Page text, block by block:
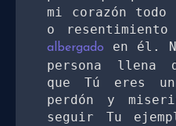
mi corazón
albergado
en él.
persona llena
que Tú eres
perdón y
seguir Tu